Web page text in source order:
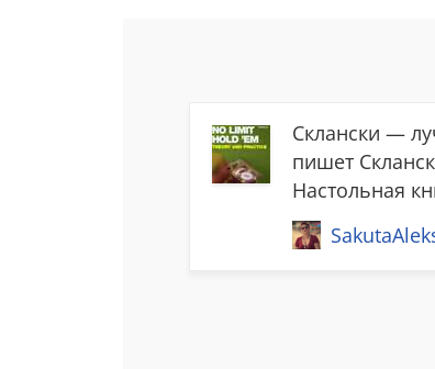
Склански —
пишет
Настольная